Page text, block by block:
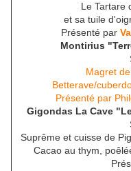
Le Tartare
et sa tuile
Présenté par
Montirius
Magret
Betterave/
Présenté par
Gigondas La Cave
Suprême et cuisse de
Cacao au thym,